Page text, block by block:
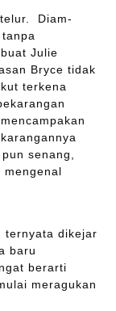
Diam-
Julie
Bryce tidak
terkena
senang,
mengenal
ternyata dikejar
baru
berarti
meragukan